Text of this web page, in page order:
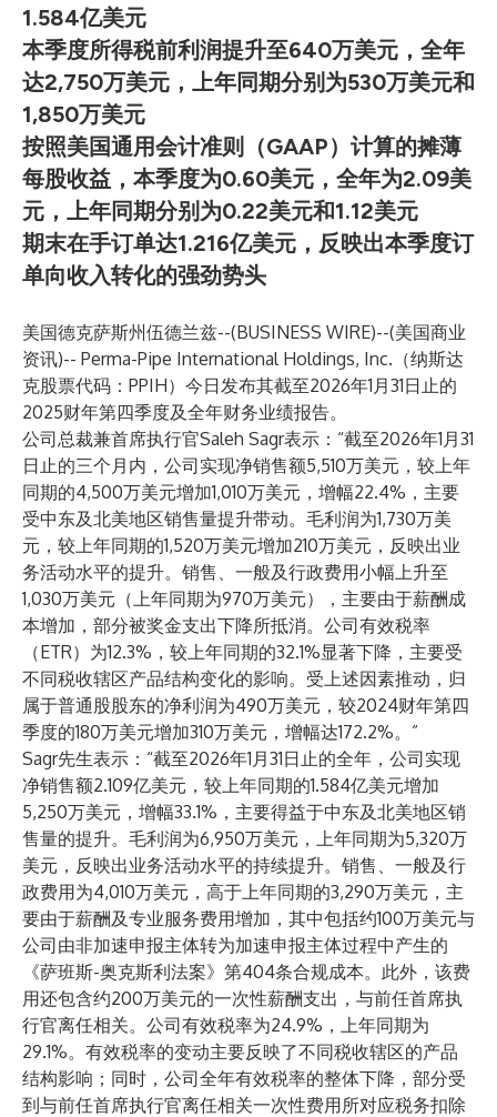
1.584亿美元
本季度所得税前利润提升至640万美元，全年
达2,750万美元，上年同期分别为530万美元和
1,850万美元
按照美国通用会计准则（GAAP）计算的摊薄
每股收益，本季度为0.60美元，全年为2.09美
元，上年同期分别为0.22美元和1.12美元
期末在手订单达1.216亿美元，反映出本季度订
单向收入转化的强劲势头
美国德克萨斯州伍德兰兹--(BUSINESS WIRE)--(美国商业
资讯)-- Perma-Pipe International Holdings, Inc.（纳斯达
克股票代码：PPIH）今日发布其截至2026年1月31日止的
2025财年第四季度及全年财务业绩报告。
公司总裁兼首席执行官Saleh Sagr表示：“截至2026年1月31
日止的三个月内，公司实现净销售额5,510万美元，较上年
同期的4,500万美元增加1,010万美元，增幅22.4%，主要
受中东及北美地区销售量提升带动。毛利润为1,730万美
元，较上年同期的1,520万美元增加210万美元，反映出业
务活动水平的提升。销售、一般及行政费用小幅上升至
1,030万美元（上年同期为970万美元），主要由于薪酬成
本增加，部分被奖金支出下降所抵消。公司有效税率
（ETR）为12.3%，较上年同期的32.1%显著下降，主要受
不同税收辖区产品结构变化的影响。受上述因素推动，归
属于普通股股东的净利润为490万美元，较2024财年第四
季度的180万美元增加310万美元，增幅达172.2%。”
Sagr先生表示：“截至2026年1月31日止的全年，公司实现
净销售额2.109亿美元，较上年同期的1.584亿美元增加
5,250万美元，增幅33.1%，主要得益于中东及北美地区销
售量的提升。毛利润为6,950万美元，上年同期为5,320万
美元，反映出业务活动水平的持续提升。销售、一般及行
政费用为4,010万美元，高于上年同期的3,290万美元，主
要由于薪酬及专业服务费用增加，其中包括约100万美元与
公司由非加速申报主体转为加速申报主体过程中产生的
《萨班斯-奥克斯利法案》第404条合规成本。此外，该费
用还包含约200万美元的一次性薪酬支出，与前任首席执
行官离任相关。公司有效税率为24.9%，上年同期为
29.1%。有效税率的变动主要反映了不同税收辖区的产品
结构影响；同时，公司全年有效税率的整体下降，部分受
到与前任首席执行官离任相关一次性费用所对应税务扣除